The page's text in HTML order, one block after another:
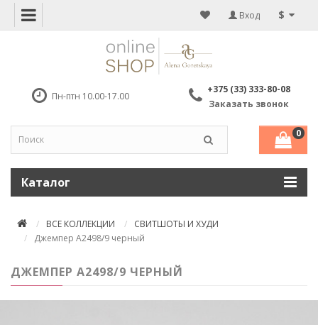
$
Вход
Пн-птн 10.00-17.00
+375 (33) 333-80-08
Заказать звонок
0
Каталог
ВСЕ КОЛЛЕКЦИИ
СВИТШОТЫ И ХУДИ
Джемпер А2498/9 черный
ДЖЕМПЕР А2498/9 ЧЕРНЫЙ